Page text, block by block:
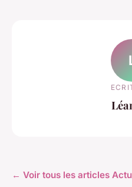
← Voir tous les articles Actu